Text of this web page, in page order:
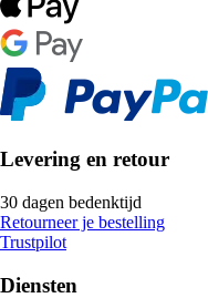
Levering en retour
30 dagen bedenktijd
Retourneer je bestelling
Trustpilot
Diensten